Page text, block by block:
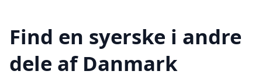
Find en syerske i andre
dele af Danmark